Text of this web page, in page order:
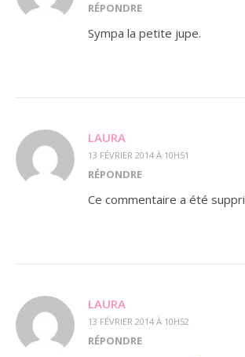
RÉPONDRE
Sympa la petite jupe.
LAURA
13 FÉVRIER 2014 À 10H51
RÉPONDRE
Ce commentaire a été
LAURA
13 FÉVRIER 2014 À 10H52
RÉPONDRE